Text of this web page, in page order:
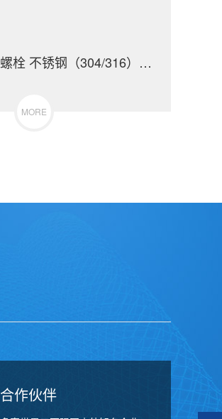
大庆内六角平头螺栓 不锈钢（304/316）碳钢 合金钢
MORE
合作伙伴